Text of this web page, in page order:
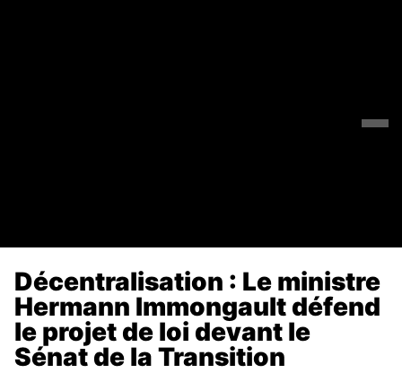
Décentralisation : Le ministre
Hermann Immongault défend
le projet de loi devant le
Sénat de la Transition